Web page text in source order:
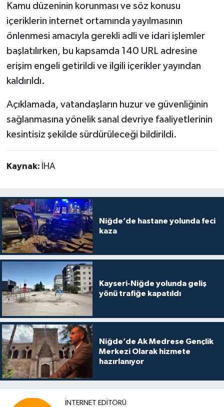
Kamu düzeninin korunması ve söz konusu
içeriklerin internet ortamında yayılmasının
önlenmesi amacıyla gerekli adli ve idari işlemler
başlatılırken, bu kapsamda 140 URL adresine
erişim engeli getirildi ve ilgili içerikler yayından
kaldırıldı.
Açıklamada, vatandaşların huzur ve güvenliğinin
sağlanmasına yönelik sanal devriye faaliyetlerinin
kesintisiz şekilde sürdürüleceği bildirildi.
Kaynak: İHA
Niğde’de hastane yolunda feci
kaza
Kayseri-Niğde yolunda geliş
yönü trafiğe kapatıldı
Niğde’de Ak Medrese Gençlik
Merkezi Olarak hizmete
hazırlanıyor
İNTERNET EDITÖRÜ